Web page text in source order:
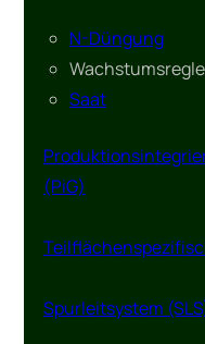
N-Düngung
Saat
(PiG)
Spurleitsystem